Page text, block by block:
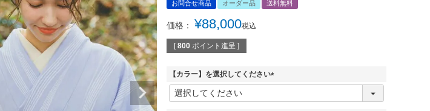
お問合せ商品 オーダー品 送料無料
価格： ¥88,000税込
[ 800 ポイント進呈 ]
【カラー】を選択してください
(